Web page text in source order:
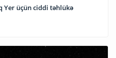
Yer üçün ciddi təhlükə